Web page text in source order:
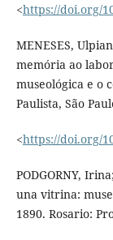
<https://doi.org/
MENESES,
memória ao
museológica e o
Paulista, São
<https://doi.org/
PODGORNY,
una vitrina:
1890. Rosario: